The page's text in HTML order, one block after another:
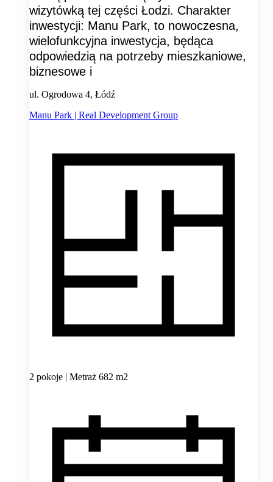
wizytówką tej części Łodzi. Charakter
inwestycji: Manu Park, to nowoczesna,
wielofunkcyjna inwestycja, będąca
odpowiedzią na potrzeby mieszkaniowe,
biznesowe i
ul. Ogrodowa 4, Łódź
Manu Park | Real Development Group
2 pokoje | Metraż 682 m2